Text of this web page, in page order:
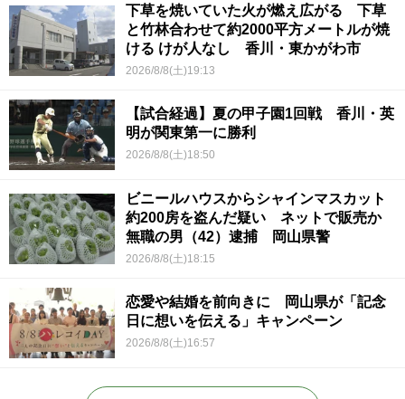
下草を焼いていた火が燃え広がる 下草
と竹林合わせて約2000平方メートルが焼
ける けが人なし 香川・東かがわ市
2026/8/8(土)19:13
【試合経過】夏の甲子園1回戦 香川・英
明が関東第一に勝利
2026/8/8(土)18:50
ビニールハウスからシャインマスカット
約200房を盗んだ疑い ネットで販売か
無職の男（42）逮捕 岡山県警
2026/8/8(土)18:15
恋愛や結婚を前向きに 岡山県が「記念
日に想いを伝える」キャンペーン
2026/8/8(土)16:57